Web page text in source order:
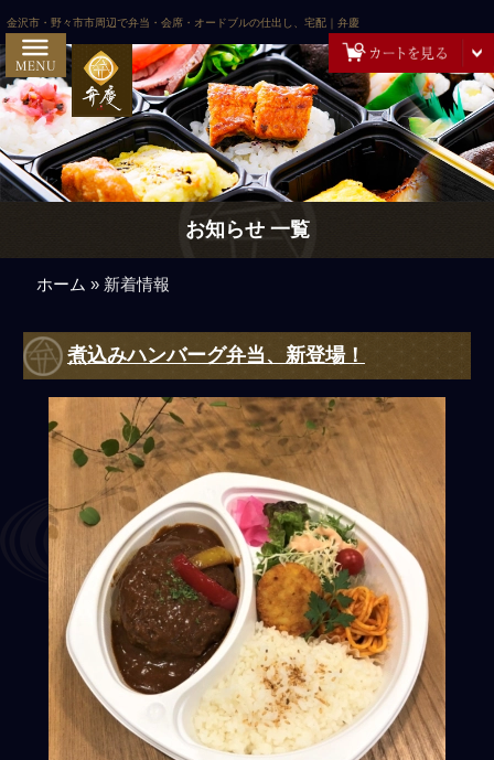
コンテンツへスキップ
金沢市・野々市市周辺で弁当・会席・オードブルの仕出し、宅配｜弁慶
HOME
弁慶の想いとこだわり
ご注文方法・配達エリア
お客様の声
お問い合わせ
ご予算から選ぶ
1,000円～
2,000円～
3,000円～
8,000円～
商品で選ぶ
法事用会席膳(回収容器)
法事用会席膳(使い捨て)
慶事・お祝い料理
精進料理(ベジタリアン)
お知らせ 一覧
ホーム » 新着情報
煮込みハンバーグ弁当、新登場！